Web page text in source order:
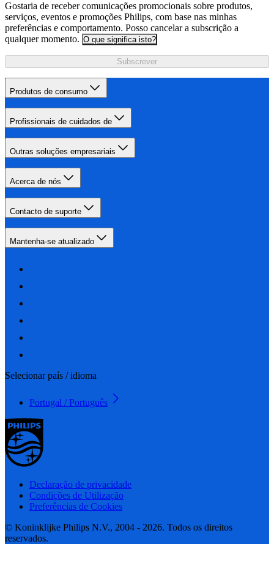
Gostaria de receber comunicações promocionais sobre produtos,
serviços, eventos e promoções Philips, com base nas minhas
preferências e comportamento. Posso cancelar a subscrição a
qualquer momento. O que significa isto?
Subscrever
Produtos de consumo
Profissionais de cuidados de
Outras soluções empresariais
Acerca de nós
Contacto de suporte
Mantenha-se atualizado
Selecionar país / idioma
Portugal / Português
Declaração de privacidade
Condições de Utilização
Preferências de Cookies
© Koninklijke Philips N.V., 2004 - 2026. Todos os direitos
reservados.